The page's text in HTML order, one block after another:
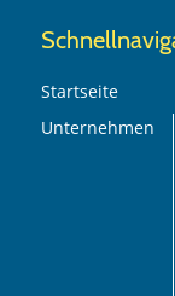
Startseite
Unternehmen